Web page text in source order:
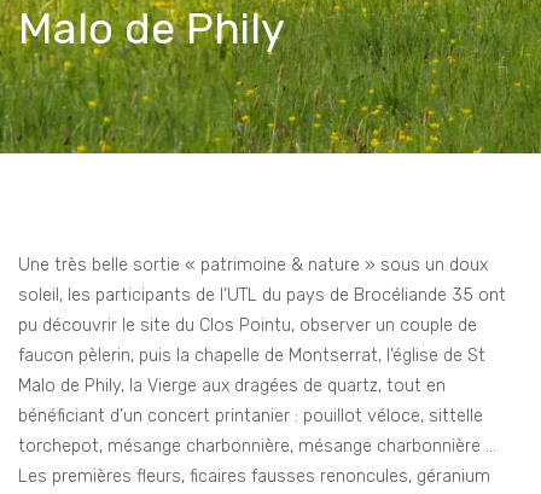
Malo de Phily
Une très belle sortie « patrimoine & nature » sous un doux
soleil, les participants de l’UTL du pays de Brocéliande 35 ont
pu découvrir le site du Clos Pointu, observer un couple de
faucon pèlerin, puis la chapelle de Montserrat, l’église de St
Malo de Phily, la Vierge aux dragées de quartz, tout en
bénéficiant d’un concert printanier : pouillot véloce, sittelle
torchepot, mésange charbonnière, mésange charbonnière …
Les premières fleurs, ficaires fausses renoncules, géranium